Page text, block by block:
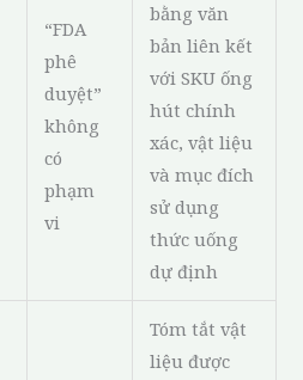
“FDA
phê
duyệt”
không
có
phạm
vi
bằng văn
bản liên kết
với SKU ống
hút chính
xác, vật liệu
và mục đích
sử dụng
thức uống
dự định
Tóm tắt vật
liệu được